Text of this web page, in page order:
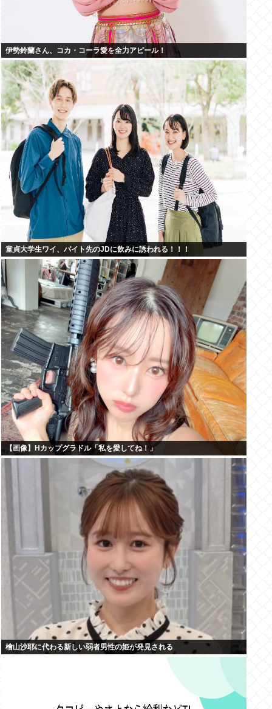
伊勢鈴蘭さん、コカ・コーラ愛を全力アピール！
童貞大学生ワイ、バイト先のJDに飲みに誘われる！！！
【画像】Hカップグラドル「私を愛してね！」
檜山沙耶に代わる新しい弱者男性の姫が発見される